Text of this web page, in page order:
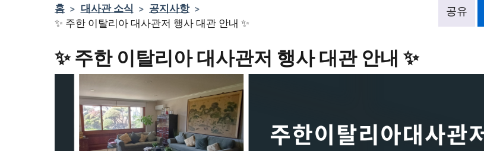
홈 > 대사관 소식 > 공지사항 >
✨ 주한 이탈리아 대사관저 행사 대관 안내 ✨
공유
✨ 주한 이탈리아 대사관저 행사 대관 안내 ✨